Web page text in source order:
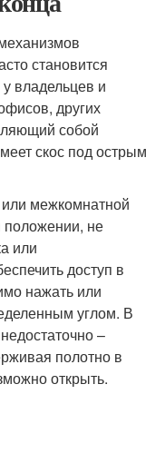
становится
владельцев и
других
собой
скос под острым
межкомнатной
положении, не
или
доступ в
нажать или
углом. В
–
полотно в
открыть.